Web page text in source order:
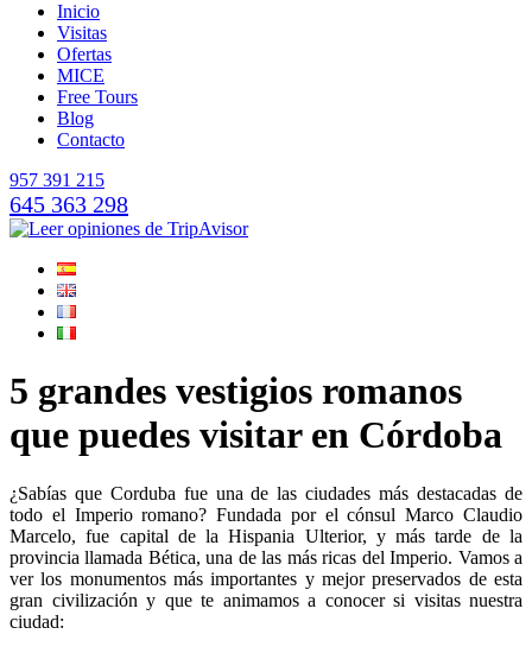
Inicio
Visitas
Ofertas
MICE
Free Tours
Blog
Contacto
957 391 215
645 363 298
5 grandes vestigios romanos
que puedes visitar en Córdoba
¿Sabías que Corduba fue una de las ciudades más destacadas de
todo el Imperio romano? Fundada por el cónsul Marco Claudio
Marcelo, fue capital de la Hispania Ulterior, y más tarde de la
provincia llamada Bética, una de las más ricas del Imperio. Vamos a
ver los monumentos más importantes y mejor preservados de esta
gran civilización y que te animamos a conocer si visitas nuestra
ciudad: